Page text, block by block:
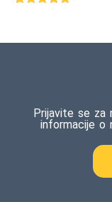
ocene
Prijavite se za
informacije o